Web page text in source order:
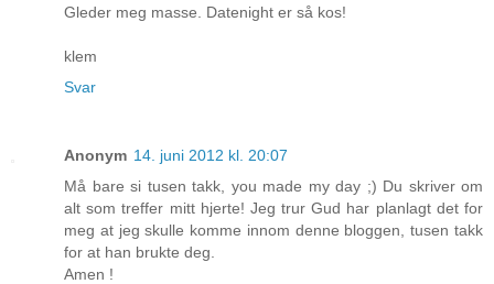
Gleder meg masse. Datenight er så kos!
klem
Svar
Anonym 14. juni 2012 kl. 20:07
Må bare si tusen takk, you made my day ;) Du skriver om
alt som treffer mitt hjerte! Jeg trur Gud har planlagt det for
meg at jeg skulle komme innom denne bloggen, tusen takk
for at han brukte deg.
Amen !